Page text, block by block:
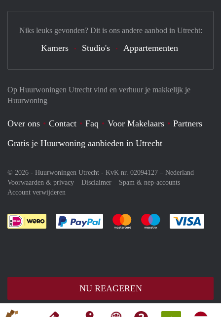
NU REAGEREN
Op Huurwoningen Utrecht vind en verhuur je makkelijk je
Huurwoning
Over ons Contact Faq Voor Makelaars
Partners
Gratis je Huurwoning aanbieden in Utrecht
© 2026 - Huurwoningen Utrecht - KvK nr. 02094127 – Nederland
Voorwaarden & privacy
Disclaimer
Spam & nep-accounts
Account verwijderen
Je rekent gemakkelijk af met Paypal
Je rekent gemakkelijk af met
Je rekent
Niks leuks gevonden? Dit is ons andere aanbod in Utrecht:
Kamers Studio's Appartementen